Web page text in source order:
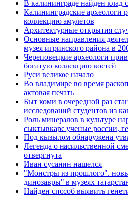
В калининграде найден клад
Калининградские археологи
коллекцию амулетов
Архитектурные открытия
Основные направления
музея игринского района в
Череповецкие археологи
богатую коллекцию костей
Руси великое начало
Во владимире во время
актовая печать
Быт коми в очередной раз
исследований студентов из
Роль минералов в культуре
сыктывкаре ученые россии,
Под кызылом обнаружена
Легенда о насильственной
отвергнута
Иван сусанин нашелся
"Монстры из прошлого".
динозавры" в музеях
Найден способ выявить